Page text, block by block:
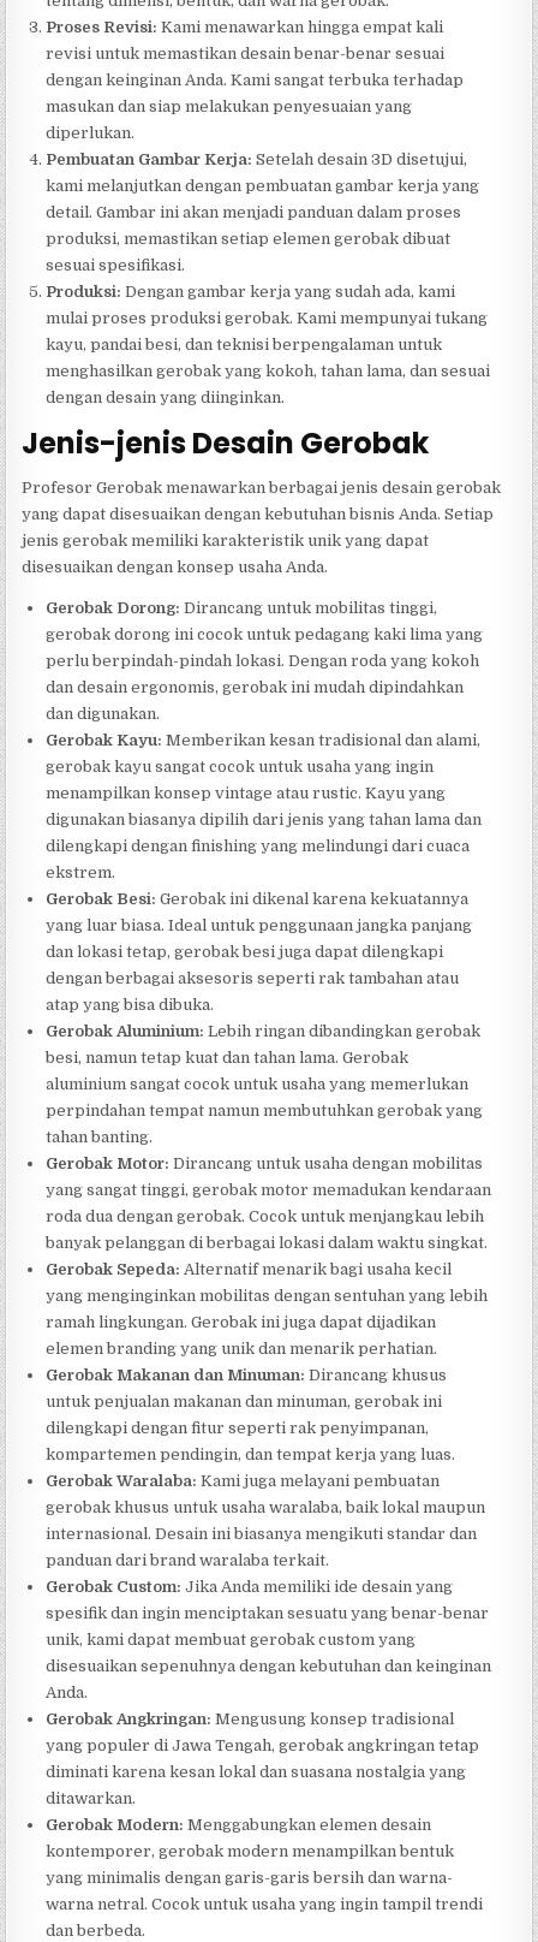
Proses Revisi: Kami menawarkan hingga empat kali
revisi untuk memastikan desain benar-benar sesuai
dengan keinginan Anda. Kami sangat terbuka terhadap
masukan dan siap melakukan penyesuaian yang
diperlukan.
Pembuatan Gambar Kerja: Setelah desain 3D disetujui,
kami melanjutkan dengan pembuatan gambar kerja yang
detail. Gambar ini akan menjadi panduan dalam proses
produksi, memastikan setiap elemen gerobak dibuat
sesuai spesifikasi.
Produksi: Dengan gambar kerja yang sudah ada, kami
mulai proses produksi gerobak. Kami mempunyai tukang
kayu, pandai besi, dan teknisi berpengalaman untuk
menghasilkan gerobak yang kokoh, tahan lama, dan sesuai
dengan desain yang diinginkan.
Jenis-jenis Desain Gerobak
Profesor Gerobak menawarkan berbagai jenis desain gerobak
yang dapat disesuaikan dengan kebutuhan bisnis Anda. Setiap
jenis gerobak memiliki karakteristik unik yang dapat
disesuaikan dengan konsep usaha Anda.
Gerobak Dorong: Dirancang untuk mobilitas tinggi,
gerobak dorong ini cocok untuk pedagang kaki lima yang
perlu berpindah-pindah lokasi. Dengan roda yang kokoh
dan desain ergonomis, gerobak ini mudah dipindahkan
dan digunakan.
Gerobak Kayu: Memberikan kesan tradisional dan alami,
gerobak kayu sangat cocok untuk usaha yang ingin
menampilkan konsep vintage atau rustic. Kayu yang
digunakan biasanya dipilih dari jenis yang tahan lama dan
dilengkapi dengan finishing yang melindungi dari cuaca
ekstrem.
Gerobak Besi: Gerobak ini dikenal karena kekuatannya
yang luar biasa. Ideal untuk penggunaan jangka panjang
dan lokasi tetap, gerobak besi juga dapat dilengkapi
dengan berbagai aksesoris seperti rak tambahan atau
atap yang bisa dibuka.
Gerobak Aluminium: Lebih ringan dibandingkan gerobak
besi, namun tetap kuat dan tahan lama. Gerobak
aluminium sangat cocok untuk usaha yang memerlukan
perpindahan tempat namun membutuhkan gerobak yang
tahan banting.
Gerobak Motor: Dirancang untuk usaha dengan mobilitas
yang sangat tinggi, gerobak motor memadukan kendaraan
roda dua dengan gerobak. Cocok untuk menjangkau lebih
banyak pelanggan di berbagai lokasi dalam waktu singkat.
Gerobak Sepeda: Alternatif menarik bagi usaha kecil
yang menginginkan mobilitas dengan sentuhan yang lebih
ramah lingkungan. Gerobak ini juga dapat dijadikan
elemen branding yang unik dan menarik perhatian.
Gerobak Makanan dan Minuman: Dirancang khusus
untuk penjualan makanan dan minuman, gerobak ini
dilengkapi dengan fitur seperti rak penyimpanan,
kompartemen pendingin, dan tempat kerja yang luas.
Gerobak Waralaba: Kami juga melayani pembuatan
gerobak khusus untuk usaha waralaba, baik lokal maupun
internasional. Desain ini biasanya mengikuti standar dan
panduan dari brand waralaba terkait.
Gerobak Custom: Jika Anda memiliki ide desain yang
spesifik dan ingin menciptakan sesuatu yang benar-benar
unik, kami dapat membuat gerobak custom yang
disesuaikan sepenuhnya dengan kebutuhan dan keinginan
Anda.
Gerobak Angkringan: Mengusung konsep tradisional
yang populer di Jawa Tengah, gerobak angkringan tetap
diminati karena kesan lokal dan suasana nostalgia yang
ditawarkan.
Gerobak Modern: Menggabungkan elemen desain
kontemporer, gerobak modern menampilkan bentuk
yang minimalis dengan garis-garis bersih dan warna-
warna netral. Cocok untuk usaha yang ingin tampil trendi
dan berbeda.